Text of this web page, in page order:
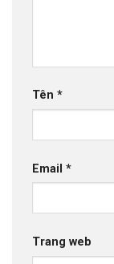
Tên *
Email *
Trang web